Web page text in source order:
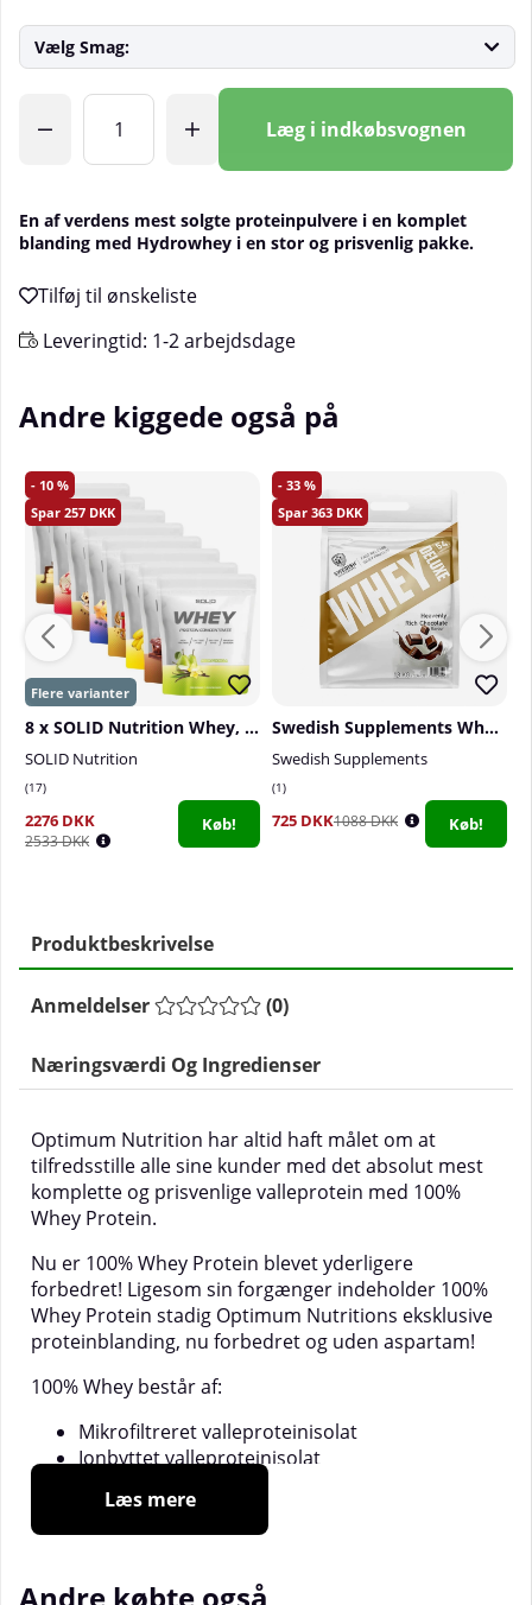
Vælg Smag:
Læg i indkøbsvognen
En af verdens mest solgte proteinpulvere i en komplet
blanding med Hydrowhey i en stor og prisvenlig pakke.
Leveringtid: 1-2 arbejdsdage
Andre kiggede også på
10
257
8 x SOLID Nutrition Whey, 750 g
SOLID Nutrition
17
2276 DKK
2533 DKK
Køb!
33
363
Swedish Supplements Whey Deluxe, 1800 g
Swedish Supplements
1
725 DKK1088 DKK Køb!
Produktbeskrivelse
Anmeldelser (0)
Næringsværdi Og Ingredienser
Optimum Nutrition har altid haft målet om at
tilfredsstille alle sine kunder med det absolut mest
komplette og prisvenlige valleprotein med 100%
Whey Protein.
Nu er 100% Whey Protein blevet yderligere
forbedret! Ligesom sin forgænger indeholder 100%
Whey Protein stadig Optimum Nutritions eksklusive
proteinblanding, nu forbedret og uden aspartam!
100% Whey består af:
Mikrofiltreret valleproteinisolat
Ionbyttet valleproteinisolat
HYDROWHEY - Hydrolyserede vallepeptider
udenatureret valleprotein) samt mindre af det, du
Læs mere